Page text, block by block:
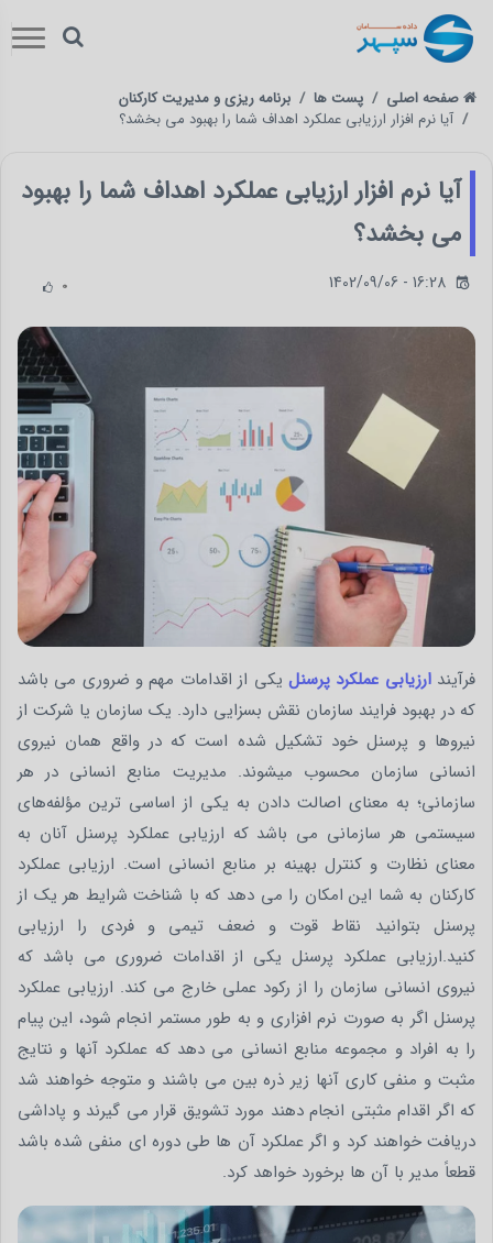
صفحه اصلی پست ها
برنامه ریزی و مدیریت کارکنان
آیا نرم افزار ارزیابی عملکرد اهداف شما را بهبود می بخشد؟
آیا نرم افزار ارزیابی عملکرد اهداف شما را بهبود
می بخشد؟
0 1402/09/06 - 16:28
فرآیندارزیابی عملکرد پرسنل یکی از اقدامات مهم و ضروری می باشد
که در بهبود فرایند سازمان نقش بسزایی دارد. یک سازمان یا شرکت از
نیروها و پرسنل خود تشکیل شده است که در واقع همان نیروی
انسانی سازمان محسوب می­شوند. مدیریت منابع انسانی در هر
سازمانی؛ به معنای اصالت دادن به یکی از اساسی ‌­ترین مؤلفه­‌های
سیستمی هر سازمانی می باشد که ارزیابی عملکرد پرسنل آنان به
معنای نظارت و کنترل بهینه بر منابع انسانی است. ارزیابی عملکرد
کارکنان به شما این امکان را می دهد که با شناخت شرایط هر یک از
پرسنل بتوانید نقاط قوت و ضعف تیمی و فردی را ارزیابی
کنید.ارزیابی عملکرد پرسنل یکی از اقدامات ضروری می باشد که
نیروی انسانی سازمان را از رکود عملی خارج می­ کند. ارزیابی عملکرد
پرسنل اگر به صورت نرم افزاری و به طور مستمر انجام شود، این پیام
را به افراد و مجموعه منابع انسانی می دهد که عملکرد آن­ها و نتایج
مثبت و منفی کاری آن­ها زیر ذره بین می باشند و متوجه خواهند شد
که اگر اقدام مثبتی انجام دهند مورد تشویق قرار می گیرند و پاداشی
دریافت خواهند کرد و اگر عملکرد آن ها طی دوره ای منفی شده باشد
قطعاً مدیر با آن ها برخورد خواهد کرد.